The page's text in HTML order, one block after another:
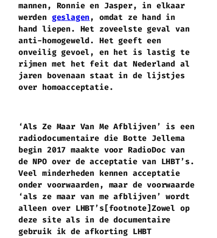
mannen, Ronnie en Jasper, in elkaar
werden geslagen, omdat ze hand in
hand liepen. Het zoveelste geval van
anti-homogeweld. Het geeft een
onveilig gevoel, en het is lastig te
rijmen met het feit dat Nederland al
jaren bovenaan staat in de lijstjes
over homoacceptatie.
‘Als Ze Maar Van Me Afblijven’ is een
radiodocumentaire die Botte Jellema
begin 2017 maakte voor RadioDoc van
de NPO over de acceptatie van LHBT’s.
Veel minderheden kennen acceptatie
onder voorwaarden, maar de voorwaarde
‘als ze maar van me afblijven’ wordt
alleen over LHBT’s[footnote]Zowel op
deze site als in de documentaire
gebruik ik de afkorting LHBT